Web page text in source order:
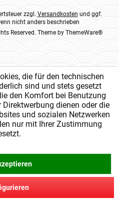
zzgl. Versandkosten und ggf.
nicht anders beschrieben
Reserved. Theme by ThemeWare®
die für den technischen
sind und stets gesetzt
den Komfort bei Benutzung
Direktwerbung dienen oder die
und sozialen Netzwerken
nur mit Ihrer Zustimmung